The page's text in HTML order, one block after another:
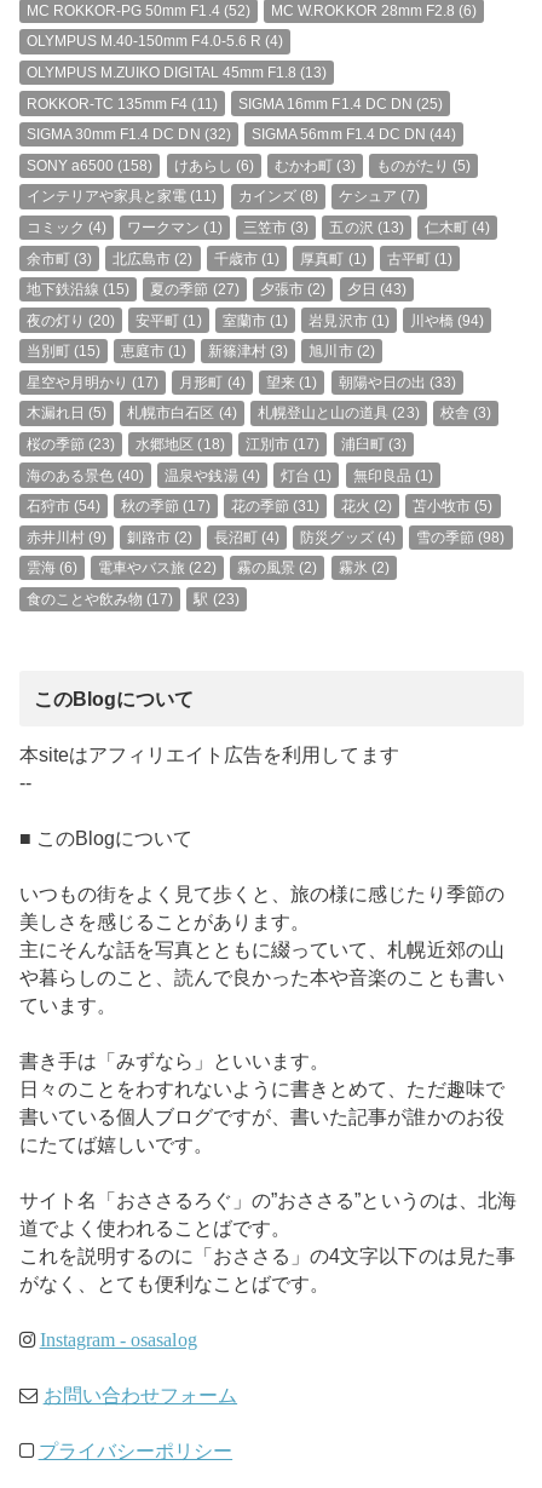
MC ROKKOR-PG 50mm F1.4(52) MC W.ROKKOR 28mm F2.8 (6)
OLYMPUS M.40-150mm F4.0-5.6 R (4)
OLYMPUS M.ZUIKO DIGITAL 45mm F1.8 (13)
ROKKOR-TC 135mm F4 (11) SIGMA 16mm F1.4 DC DN (25)
SIGMA 30mm F1.4 DC DN (32) SIGMA 56mm F1.4 DC DN (44)
SONY a6500 (158) けあらし (6) むかわ町 (3) ものがたり (5)
インテリアや家具と家電 (11) カインズ(8) ケシュア (7)
コミック (4) ワークマン (1) 三笠市 (3) 五の沢 (13) 仁木町 (4)
余市町(3) 北広島市 (2) 千歳市(1) 厚真町 (1) 古平町 (1)
地下鉄沿線 (15) 夏の季節 (27) 夕張市 (2) 夕日 (43)
夜の灯り (20) 安平町 (1) 室蘭市(1) 岩見沢市(1) 川や橋 (94)
当別町(15) 恵庭市 (1) 新篠津村(3) 旭川市(2)
星空や月明かり (17) 月形町 (4) 望来 (1) 朝陽や日の出 (33)
木漏れ日 (5) 札幌市白石区 (4) 札幌登山と山の道具 (23) 校舎 (3)
桜の季節 (23) 水郷地区 (18) 江別市 (17) 浦臼町(3)
海のある景色 (40) 温泉や銭湯(4) 灯台 (1) 無印良品 (1)
石狩市(54) 秋の季節 (17) 花の季節 (31) 花火 (2) 苫小牧市 (5)
赤井川村(9) 釧路市 (2) 長沼町(4) 防災グッズ(4) 雪の季節 (98)
雲海(6) 電車やバス旅 (22) 霧の風景 (2) 霧氷 (2)
食のことや飲み物 (17) 駅 (23)
このBlogについて
本siteはアフィリエイト広告を利用してます
--
■ このBlogについて
いつもの街をよく見て歩くと、旅の様に感じたり季節の
美しさを感じることがあります。
主にそんな話を写真とともに綴っていて、札幌近郊の山
や暮らしのこと、読んで良かった本や音楽のことも書い
ています。
書き手は「みずなら」といいます。
日々のことをわすれないように書きとめて、ただ趣味で
書いている個人ブログですが、書いた記事が誰かのお役
にたてば嬉しいです。
サイト名「おささるろぐ」の”おささる”というのは、北海
道でよく使われることばです。
これを説明するのに「おささる」の4文字以下のは見た事
がなく、とても便利なことばです。
Instagram - osasalog
お問い合わせフォーム
プライバシーポリシー